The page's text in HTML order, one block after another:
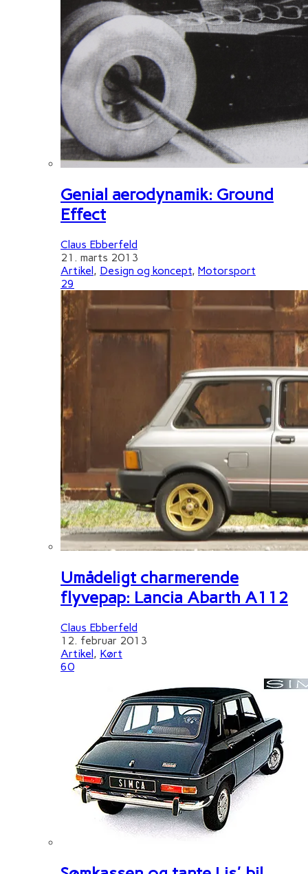
Genial aerodynamik: Ground
Effect
Claus Ebberfeld
21. marts 2013
Artikel, Design og koncept, Motorsport
29
Umådeligt charmerende
flyvepap: Lancia Abarth A112
Claus Ebberfeld
12. februar 2013
Artikel, Kørt
60